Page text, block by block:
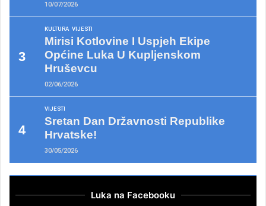
10/07/2026
KULTURA VIJESTI
Mirisi Kotlovine I Uspjeh Ekipe
Općine Luka U Kupljenskom
Hruševcu
02/06/2026
VIJESTI
Sretan Dan Državnosti Republike
Hrvatske!
30/05/2026
Luka na Facebooku